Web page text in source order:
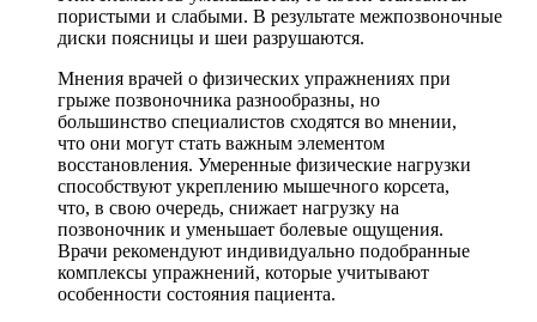
пористыми и слабыми. В результате межпозвоночные
диски поясницы и шеи разрушаются.
Мнения врачей о физических упражнениях при
грыже позвоночника разнообразны, но
большинство специалистов сходятся во мнении,
что они могут стать важным элементом
восстановления. Умеренные физические нагрузки
способствуют укреплению мышечного корсета,
что, в свою очередь, снижает нагрузку на
позвоночник и уменьшает болевые ощущения.
Врачи рекомендуют индивидуально подобранные
комплексы упражнений, которые учитывают
особенности состояния пациента.